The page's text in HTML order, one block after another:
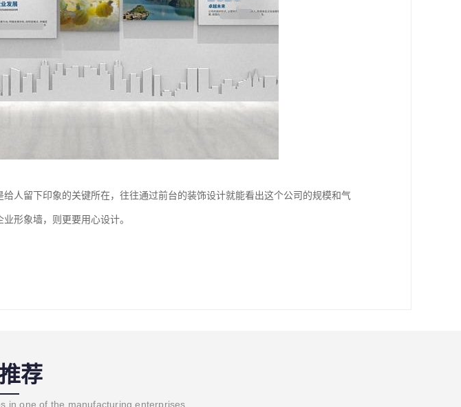
人留下印象的关键所在，往往通过前台的装饰设计就能看出这个公司的规模和气
形象墙，则更要用心设计。
荐
in one of the manufacturing enterprises